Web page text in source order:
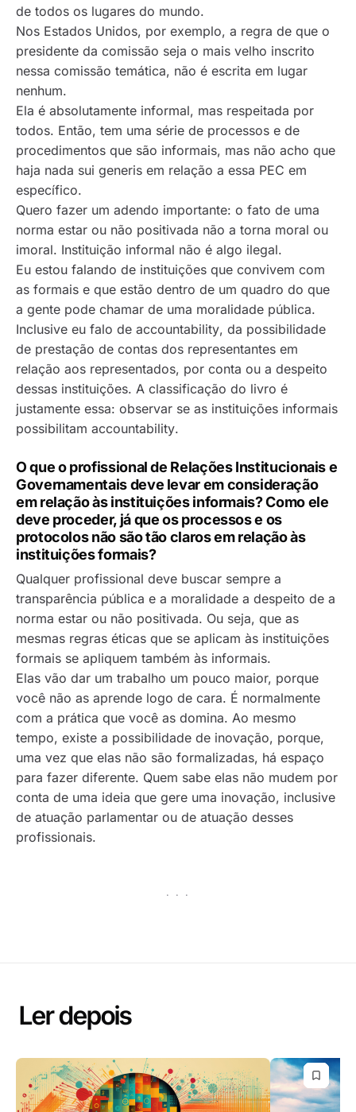
de todos os lugares do mundo.
Nos Estados Unidos, por exemplo, a regra de que o
presidente da comissão seja o mais velho inscrito
nessa comissão temática, não é escrita em lugar
nenhum.
Ela é absolutamente informal, mas respeitada por
todos. Então, tem uma série de processos e de
procedimentos que são informais, mas não acho que
haja nada sui generis em relação a essa PEC em
específico.
Quero fazer um adendo importante: o fato de uma
norma estar ou não positivada não a torna moral ou
imoral. Instituição informal não é algo ilegal.
Eu estou falando de instituições que convivem com
as formais e que estão dentro de um quadro do que
a gente pode chamar de uma moralidade pública.
Inclusive eu falo de accountability, da possibilidade
de prestação de contas dos representantes em
relação aos representados, por conta ou a despeito
dessas instituições. A classificação do livro é
justamente essa: observar se as instituições informais
possibilitam accountability.
O que o profissional de Relações Institucionais e
Governamentais deve levar em consideração
em relação às instituições informais? Como ele
deve proceder, já que os processos e os
protocolos não são tão claros em relação às
instituições formais?
Qualquer profissional deve buscar sempre a
transparência pública e a moralidade a despeito de a
norma estar ou não positivada. Ou seja, que as
mesmas regras éticas que se aplicam às instituições
formais se apliquem também às informais.
Elas vão dar um trabalho um pouco maior, porque
você não as aprende logo de cara. É normalmente
com a prática que você as domina. Ao mesmo
tempo, existe a possibilidade de inovação, porque,
uma vez que elas não são formalizadas, há espaço
para fazer diferente. Quem sabe elas não mudem por
conta de uma ideia que gere uma inovação, inclusive
de atuação parlamentar ou de atuação desses
profissionais.
· · ·
Ler depois